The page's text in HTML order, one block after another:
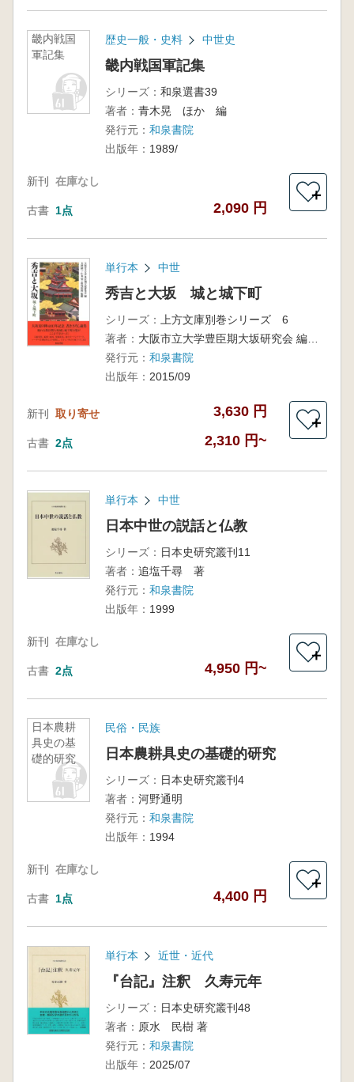
畿内戦国
軍記集
歴史一般・史料 中世史
畿内戦国軍記集
シリーズ： 和泉選書39
著者： 青木晃 ほか 編
発行元： 和泉書院
出版年： 1989/
新刊 在庫なし
古書 1点 2,090 円
＋
単行本 中世
秀吉と大坂 城と城下町
シリーズ：
上方文庫別巻シリーズ 6
著者：
大阪市立大学豊臣期大坂研究会 編 大澤研一 仁木宏 他監
発行元： 和泉書院
出版年： 2015/09
新刊 取り寄せ 3,630 円
古書 2点 2,310 円~
＋
単行本 中世
日本中世の説話と仏教
シリーズ： 日本史研究叢刊11
著者： 追塩千尋 著
発行元： 和泉書院
出版年： 1999
新刊 在庫なし
古書 2点 4,950 円~
＋
日本農耕
具史の基
礎的研究
民俗・民族
日本農耕具史の基礎的研究
シリーズ： 日本史研究叢刊4
著者： 河野通明
発行元： 和泉書院
出版年： 1994
新刊 在庫なし
古書 1点 4,400 円
＋
単行本 近世・近代
『台記』注釈 久寿元年
シリーズ： 日本史研究叢刊48
著者： 原水 民樹 著
発行元： 和泉書院
出版年： 2025/07